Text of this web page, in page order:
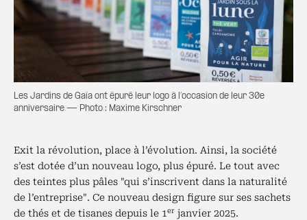
Les Jardins de Gaïa ont épuré leur logo à l’occasion de leur 30e
anniversaire — Photo : Maxime Kirschner
Exit la révolution, place à l’évolution. Ainsi, la société
s’est dotée d’un nouveau logo, plus épuré. Le tout avec
des teintes plus pâles "qui s’inscrivent dans la naturalité
de l’entreprise". Ce nouveau design figure sur ses sachets
de thés et de tisanes depuis le 1 er janvier 2025.